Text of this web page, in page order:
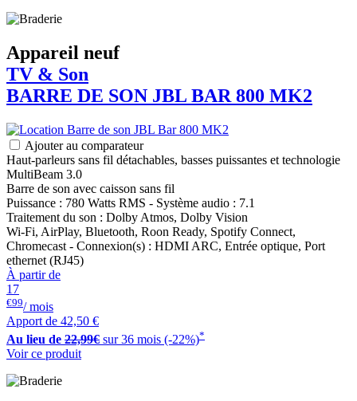
Appareil neuf
TV & Son
BARRE DE SON JBL BAR 800 MK2
Ajouter au comparateur
Haut-parleurs sans fil détachables, basses puissantes et technologie
MultiBeam 3.0
Barre de son avec caisson sans fil
Puissance : 780 Watts RMS - Système audio : 7.1
Traitement du son : Dolby Atmos, Dolby Vision
Wi-Fi, AirPlay, Bluetooth, Roon Ready, Spotify Connect,
Chromecast - Connexion(s) : HDMI ARC, Entrée optique, Port
ethernet (RJ45)
À partir de
17
€99/ mois
Apport de 42,50 €
Au lieu de 22,99€ sur 36 mois (-22%)*
Voir ce produit